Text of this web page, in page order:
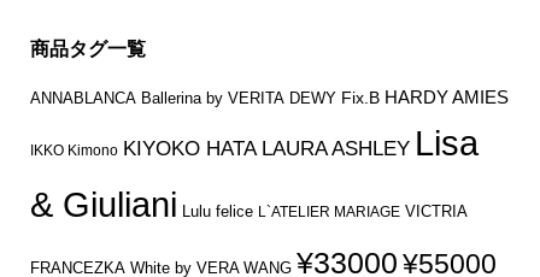
商品タグ一覧
ANNABLANCA Ballerina by VERITA DEWY Fix.B HARDY AMIES
IKKO Kimono KIYOKO HATA LAURA ASHLEY Lisa
& Giuliani Lulu felice L`ATELIER MARIAGE VICTRIA
FRANCEZKA White by VERA WANG ¥33000¥55000